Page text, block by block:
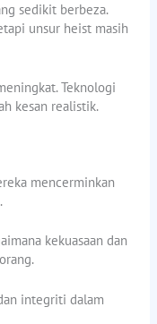
sedikit berbeza.
unsur heist masih
Teknologi
kesan realistik.
mencerminkan
kekuasaan dan
integriti dalam